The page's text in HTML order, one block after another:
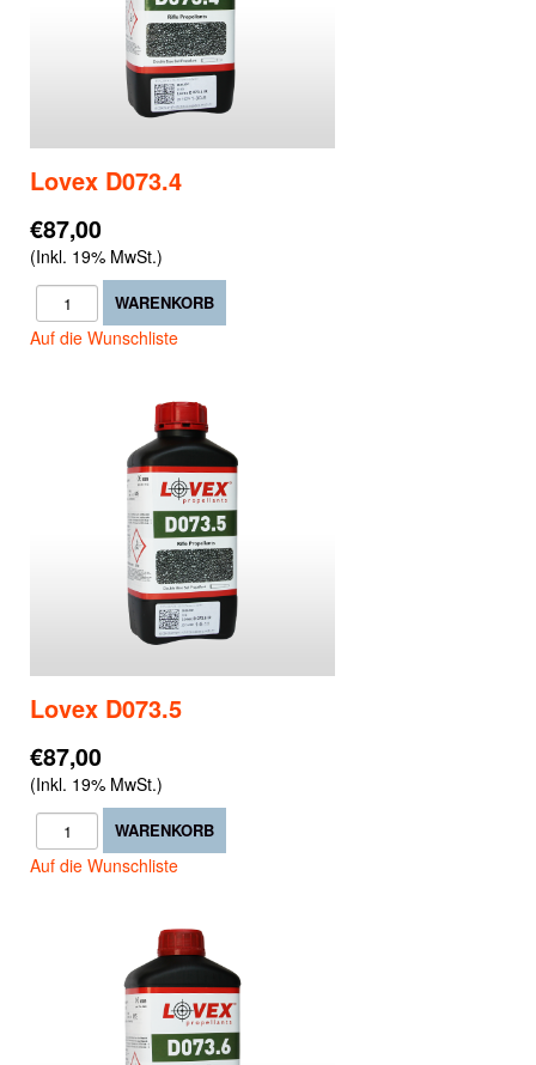
Lovex D073.4
€87,00
(Inkl. 19% MwSt.)
Auf die Wunschliste
Lovex D073.5
€87,00
(Inkl. 19% MwSt.)
Auf die Wunschliste